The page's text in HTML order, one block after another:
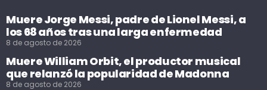
Muere Jorge Messi, padre de Lionel Messi, a
los 68 años tras una larga enfermedad
8 de agosto de 2026
Muere William Orbit, el productor musical
que relanzó la popularidad de Madonna
8 de agosto de 2026